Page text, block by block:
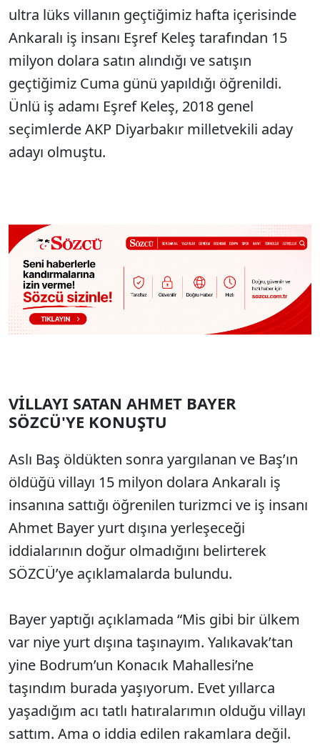
ultra lüks villanın geçtiğimiz hafta içerisinde
Ankaralı iş insanı Eşref Keleş tarafından 15
milyon dolara satın alındığı ve satışın
geçtiğimiz Cuma günü yapıldığı öğrenildi.
Ünlü iş adamı Eşref Keleş, 2018 genel
seçimlerde AKP Diyarbakır milletvekili aday
adayı olmuştu.
VİLLAYI SATAN AHMET BAYER
SÖZCÜ'YE KONUŞTU
Aslı Baş öldükten sonra yargılanan ve Baş’ın
öldüğü villayı 15 milyon dolara Ankaralı iş
insanına sattığı öğrenilen turizmci ve iş insanı
Ahmet Bayer yurt dışına yerleşeceği
iddialarının doğur olmadığını belirterek
SÖZCÜ’ye açıklamalarda bulundu.
Bayer yaptığı açıklamada “Mis gibi bir ülkem
var niye yurt dışına taşınayım. Yalıkavak’tan
yine Bodrum’un Konacık Mahallesi’ne
taşındım burada yaşıyorum. Evet yıllarca
yaşadığım acı tatlı hatıralarımın olduğu villayı
sattım. Ama o iddia edilen rakamlara değil.